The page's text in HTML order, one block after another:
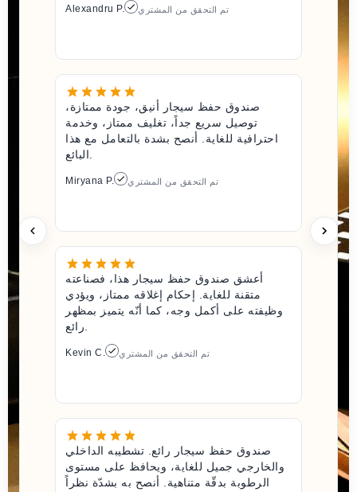
Alexandru P. تم التحقق من المشتري
صندوق حفظ سيجار أنيق، جودة ممتازة،
توصيل سريع جداً، تغليف ممتاز، وخدمة
احترافية للغاية. أنصح بشدة بالتعامل مع هذا
Miryana P. تم التحقق من المشتري
أعشق صندوق حفظ سيجار هذا، فصناعته
متقنة للغاية. إحكام إغلاقه ممتاز، ويؤدي
وظيفته على أكمل وجه، كما أنّه يتميز بمظهر
Kevin C. تم التحقق من المشتري
صندوق حفظ سيجار رائع. تشطيبه الداخلي
والخارجي جميل للغاية، ويحافظ على مستوى
الرطوبة بدقّة متناهية. أنصح به بشدّة نظراً